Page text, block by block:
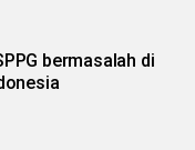
bermasalah di